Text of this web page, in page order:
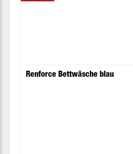
Renforce Bettwäsche blau